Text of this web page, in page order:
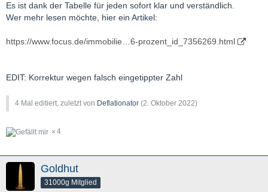
Es ist dank der Tabelle für jeden sofort klar und verständlich.
Wer mehr lesen möchte, hier ein Artikel:
https://www.focus.de/immobilie…6-prozent_id_7356269.html
EDIT: Korrektur wegen falsch eingetippter Zahl
4 Mal editiert, zuletzt von Deflationator (2. Oktober 2022)
4
Goldhut
31000g Mitglied